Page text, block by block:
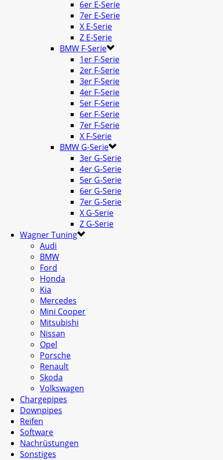
6er E-Serie
7er E-Serie
X E-Serie
Z E-Serie
BMW F-Serie
1er F-Serie
2er F-Serie
3er F-Serie
4er F-Serie
5er F-Serie
6er F-Serie
7er F-Serie
X F-Serie
BMW G-Serie
3er G-Serie
4er G-Serie
5er G-Serie
6er G-Serie
7er G-Serie
X G-Serie
Z G-Serie
Wagner Tuning
Audi
BMW
Ford
Honda
Kia
Mercedes
Mini Cooper
Mitsubishi
Nissan
Opel
Porsche
Renault
Skoda
Volkswagen
Chargepipes
Downpipes
Reifen
Software
Nachrüstungen
Sonstiges